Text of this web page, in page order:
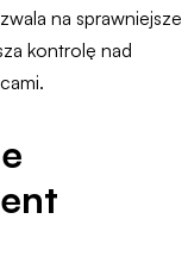
na sprawniejsze
kontrolę nad